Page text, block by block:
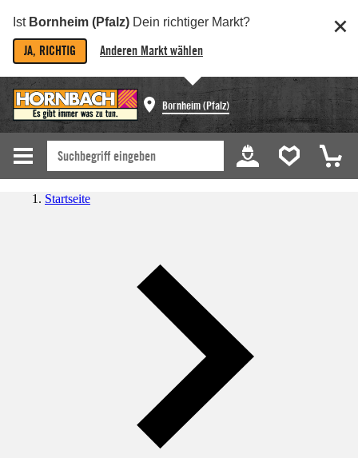
Ist Bornheim (Pfalz) Dein richtiger Markt?
JA, RICHTIG Anderen Markt wählen
Bornheim (Pfalz)
Startseite